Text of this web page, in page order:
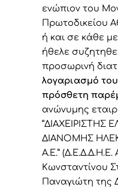
ενώπιον του
Πρωτοδικείου
ή και σε κάθε
ήθελε
προσωρινή
λογαριασμό
πρόσθετη
ανώνυμης
“ΔΙΑΧΕΙΡΙΣΤΗΣ
ΔΙΑΝΟΜΗΣ
Α.Ε.” (Δ.Ε.Δ.Δ.Η.Ε.
Κωνσταντίνου
Παναγιώτη της